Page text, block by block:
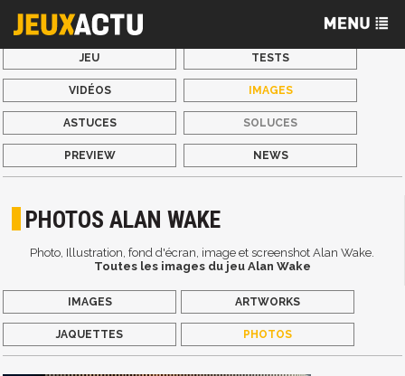
JEU TESTS
VIDÉOS IMAGES
ASTUCES SOLUCES
PREVIEW NEWS
PHOTOS ALAN WAKE
Photo, Illustration, fond d'écran, image et screenshot Alan Wake.
Toutes les images du jeu Alan Wake
IMAGES ARTWORKS
JAQUETTES PHOTOS